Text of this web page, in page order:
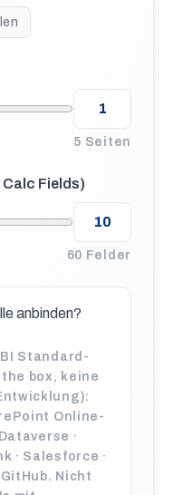
5 Seiten
Calc Fields)
60 Felder
anbinden?
Standard-
box, keine
Online-
·
· Salesforce ·
Nicht